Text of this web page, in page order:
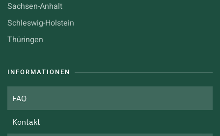
Sachsen-Anhalt
Schleswig-Holstein
Thüringen
INFORMATIONEN
FAQ
Kontakt